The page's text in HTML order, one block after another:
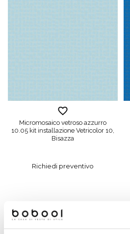
Micromosaico vetroso azzurro
10.05 kit installazione Vetricolor 10,
Bisazza
Richiedi preventivo